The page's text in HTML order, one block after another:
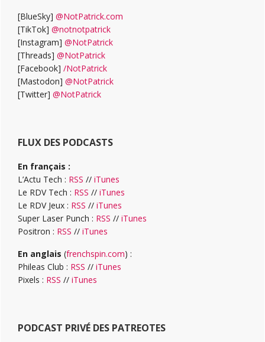
[BlueSky] @NotPatrick.com
[TikTok] @notnotpatrick
[Instagram] @NotPatrick
[Threads] @NotPatrick
[Facebook] /NotPatrick
[Mastodon] @NotPatrick
[Twitter] @NotPatrick
FLUX DES PODCASTS
En français :
L’Actu Tech : RSS // iTunes
Le RDV Tech : RSS // iTunes
Le RDV Jeux : RSS // iTunes
Super Laser Punch : RSS // iTunes
Positron : RSS // iTunes
En anglais (frenchspin.com) :
Phileas Club : RSS // iTunes
Pixels : RSS // iTunes
PODCAST PRIVÉ DES PATREOTES